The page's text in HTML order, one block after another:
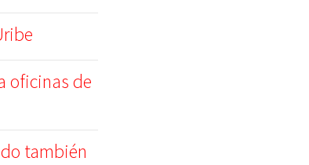
oficinas de
también